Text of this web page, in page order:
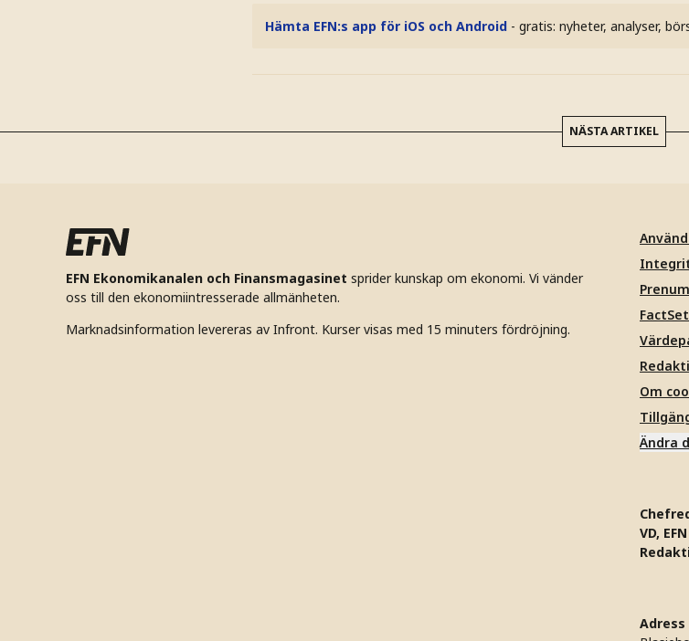
Hämta EFN:s app för iOS och Android - gratis: nyheter, analyser,
NÄSTA ARTIKEL
EFN Ekonomikanalen och Finansmagasinet sprider kunskap om ekonomi. Vi vänder
oss till den ekonomiintresserade allmänheten.
Marknadsinformation levereras av Infront. Kurser visas med 15 minuters fördröjning.
Om
Ändra
VD,
Adress